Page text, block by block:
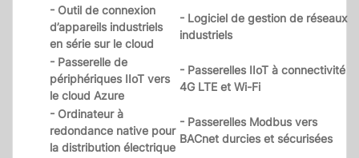
- Outil de connexion
d’appareils industriels
en série sur le cloud
- Logiciel de gestion de réseaux
industriels
- Passerelle de
périphériques IIoT vers
le cloud Azure
- Passerelles IIoT à connectivité
4G LTE et Wi-Fi
- Ordinateur à
redondance native pour
la distribution électrique
- Passerelles Modbus vers
BACnet durcies et sécurisées